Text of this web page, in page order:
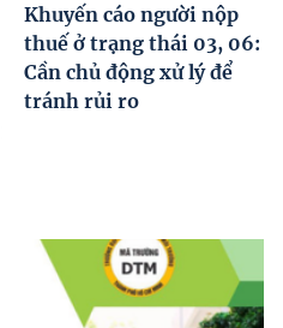
Khuyến cáo người nộp
thuế ở trạng thái 03, 06:
Cần chủ động xử lý để
tránh rủi ro